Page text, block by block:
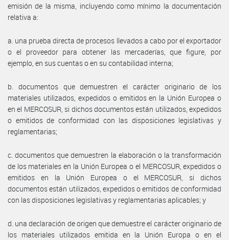
emisión de la misma, incluyendo como mínimo la documentación
relativa a:
a. una prueba directa de procesos llevados a cabo por el exportador
o el proveedor para obtener las mercaderías, que figure, por
ejemplo, en sus cuentas o en su contabilidad interna;
b. documentos que demuestren el carácter originario de los
materiales utilizados, expedidos o emitidos en la Unión Europea o
en el MERCOSUR, si dichos documentos están utilizados, expedidos
o emitidos de conformidad con las disposiciones legislativas y
reglamentarias;
c. documentos que demuestren la elaboración o la transformación
de los materiales en la Unión Europea o el MERCOSUR, expedidos o
emitidos en la Unión Europea o el MERCOSUR, si dichos
documentos están utilizados, expedidos o emitidos de conformidad
con las disposiciones legislativas y reglamentarias aplicables; y
d. una declaración de origen que demuestre el carácter originario de
los materiales utilizados emitida en la Unión Europa o en el